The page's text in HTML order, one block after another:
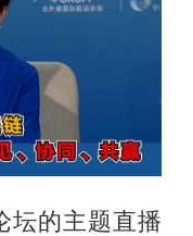
坛的主题直播